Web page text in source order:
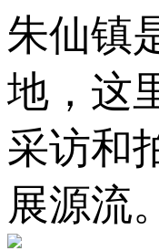
朱仙镇
地，这
采访和
展源流。